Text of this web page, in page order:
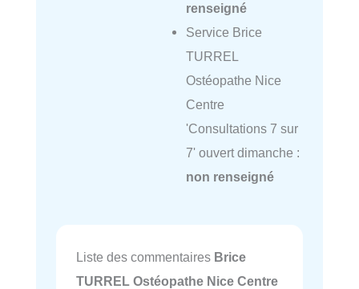
renseigné
Service Brice
TURREL
Ostéopathe Nice
Centre
'Consultations 7 sur
7' ouvert dimanche :
non renseigné
Liste des commentaires Brice
TURREL Ostéopathe Nice Centre